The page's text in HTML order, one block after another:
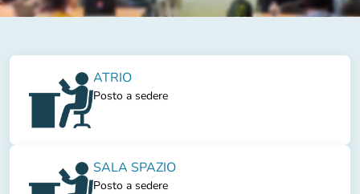
ATRIO
Posto a sedere
SALA SPAZIO
Posto a sedere